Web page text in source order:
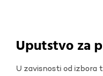
Uputstvo za
U zavisnosti od